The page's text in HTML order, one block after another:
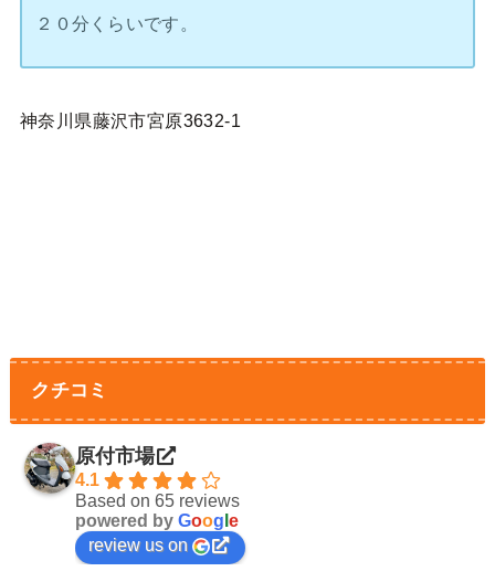
２０分くらいです。
神奈川県藤沢市宮原3632-1
クチコミ
原付市場
4.1
Based on 65 reviews
powered by Goog e
review us on